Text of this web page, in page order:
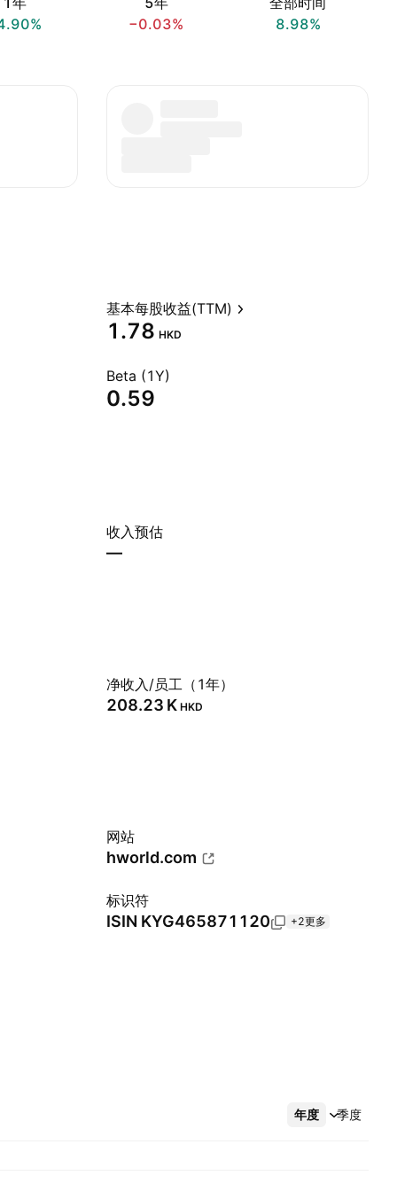
−0.03%
8.98%
基本每股收益(TTM)
1.78 HKD
Beta (1Y)
0.59
收入预估
—
净收入/员工（1年）
‪208.23 K‬ HKD
网站
hworld.com
标识符
ISIN KYG465871120 +2更多
年度 季度
更多